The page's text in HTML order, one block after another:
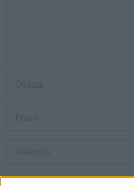
Αποθήκευσε το όνομά μου,